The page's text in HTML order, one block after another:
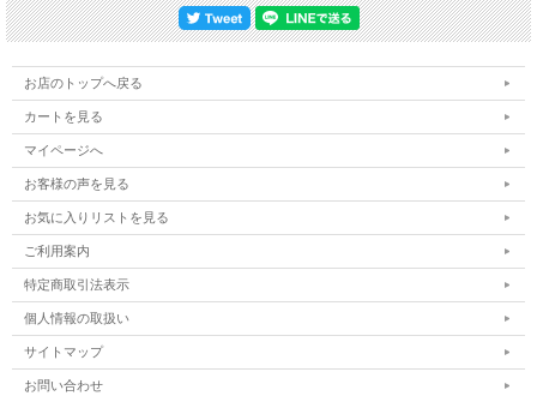
■商品サイズ：長さ約23.5cm
■材質：ポロプロピレン（ストロー部分）、ポリエチレン（本体）、シリコーン
（ゴム部分）
当社で扱っている『かき氷シロップ』でご使用の場合は本商品の管を適当な長さに
切ってご利用ください。
とり付ける容器の口径によっては使用できないものもありますので、取り付ける容
器の口径をご確認ください。
お店のトップへ戻る
カートを見る
マイページへ
お客様の声を見る
お気に入りリストを見る
ご利用案内
特定商取引法表示
個人情報の取扱い
サイトマップ
お問い合わせ